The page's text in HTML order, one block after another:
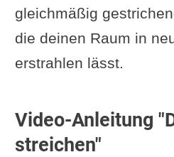
gleichmäßig
die deinen Raum in
erstrahlen lässt.
Video-Anleitung
streichen"